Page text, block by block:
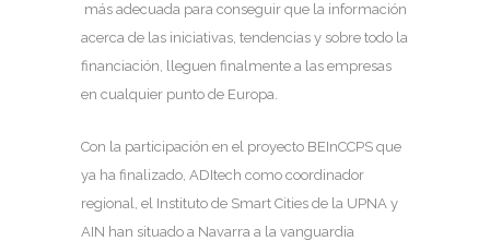
más adecuada para conseguir que la información
acerca de las iniciativas, tendencias y sobre todo la
financiación, lleguen finalmente a las empresas
en cualquier punto de Europa.
Con la participación en el proyecto BEInCCPS que
ya ha finalizado, ADItech como coordinador
regional, el Instituto de Smart Cities de la UPNA y
AIN han situado a Navarra a la vanguardia